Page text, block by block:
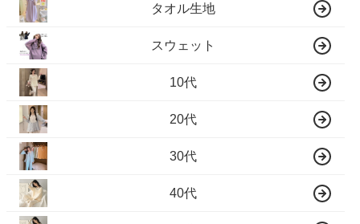
タオル生地
スウェット
10代
20代
30代
40代